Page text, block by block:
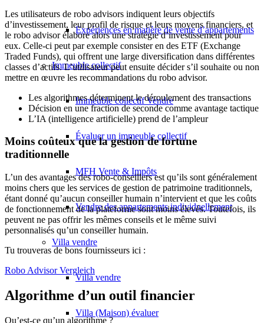
Expériences en matière de vente d’appartements
Immeuble collectif
Immeuble collectif Vendre
Évaluer un immeuble collectif
MFH Vente & Impôts
Vendre des appartements individuellement
Villa vendre
Villa vendre
Villa (Maison) évaluer
Les utilisateurs de robo advisors indiquent leurs objectifs
d’investissement, leur profil de risque et leurs moyens financiers, et
le robo advisor élabore alors une stratégie d’investissement pour
eux. Celle-ci peut par exemple consister en des ETF (Exchange
Traded Funds), qui offrent une large diversification dans différentes
classes d’actifs. L’utilisateur peut ensuite décider s’il souhaite ou non
mettre en œuvre les recommandations du robo advisor.
Les algorithmes déterminent le déroulement des transactions
Décision en une fraction de seconde comme avantage tactique
L’IA (intelligence artificielle) prend de l’ampleur
Moins coûteux que la gestion de fortune
traditionnelle
L’un des avantages des robo-conseillers est qu’ils sont généralement
moins chers que les services de gestion de patrimoine traditionnels,
étant donné qu’aucun conseiller humain n’intervient et que les coûts
de fonctionnement de la plateforme sont moins élevés. Toutefois, ils
peuvent ne pas offrir les mêmes conseils et le même suivi
personnalisés qu’un conseiller humain.
Tu trouveras de bons fournisseurs ici :
Robo Advisor Vergleich
Algorithme d’un outil financier
Qu’est-ce qu’un algorithme ?